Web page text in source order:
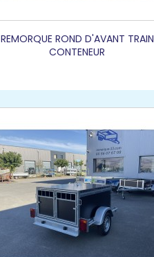
REMORQUE ROND D'AVANT TRAIN
CONTENEUR